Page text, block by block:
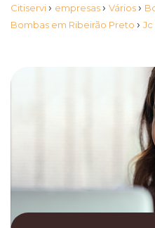
Citiservi › empresas › Vários ›
Bombas em Ribeirão Preto ›